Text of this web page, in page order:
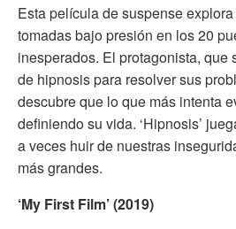
Esta película de suspense
tomadas bajo presión en los 20
inesperados. El protagonista, que
de hipnosis para resolver sus
descubre que lo que más intenta
definiendo su vida. ‘Hipnosis’
a veces huir de nuestras
más grandes.
‘My First Film’ (2019)